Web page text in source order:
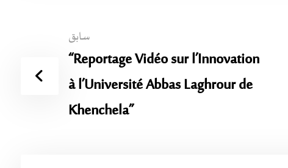
سابق
“Reportage Vidéo sur l’Innovation
à l’Université Abbas Laghrour de
Khenchela”